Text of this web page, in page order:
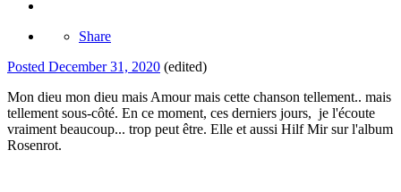
Share
Posted December 31, 2020 (edited)
Mon dieu mon dieu mais Amour mais cette chanson tellement.. mais
tellement sous-côté. En ce moment, ces derniers jours, je l'écoute
vraiment beaucoup... trop peut être. Elle et aussi Hilf Mir sur l'album
Rosenrot.